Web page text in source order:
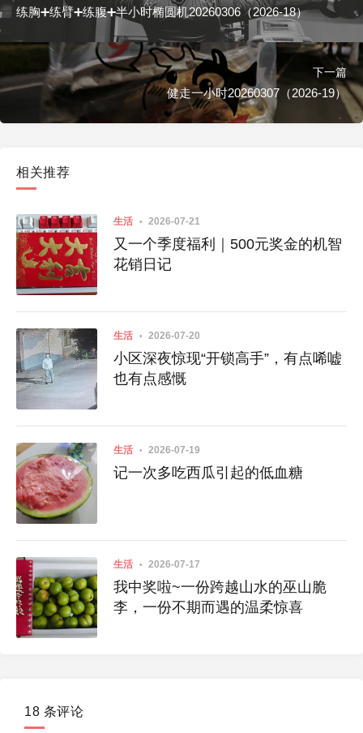
练胸➕练臂➕练腹➕半小时椭圆机20260306（2026-18）
下一篇
健走一小时20260307（2026-19）
相关推荐
生活 2026-07-21
又一个季度福利｜500元奖金的机智
花销日记
生活 2026-07-20
小区深夜惊现“开锁高手”，有点唏嘘
也有点感慨
生活 2026-07-19
记一次多吃西瓜引起的低血糖
生活 2026-07-17
我中奖啦~一份跨越山水的巫山脆
李，一份不期而遇的温柔惊喜
18 条评论